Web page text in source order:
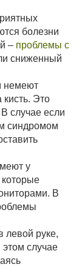
болезни
– проблемы с
сниженный
немеют
кисть. Это
В случае если
синдромом
у
В
левой руке,
этом случае